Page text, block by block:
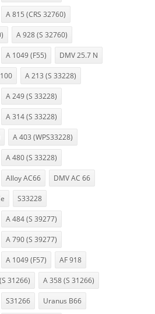
A 815 (CRS 32760)
A 928 (S 32760)
A 1049 (F55) DMV 25.7 N
A 213 (S 33228)
A 249 (S 33228)
A 314 (S 33228)
A 403 (WPS33228)
A 480 (S 33228)
Alloy AC66 DMV AC 66
S33228
A 484 (S 39277)
A 790 (S 39277)
A 1049 (F57) AF 918
31266) A 358 (S 31266)
S31266 Uranus B66